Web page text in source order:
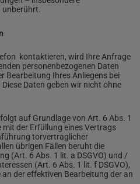
unberührt.
kontaktieren, wird Ihre Anfrage
personenbezogenen Daten
Bearbeitung Ihres Anliegens bei
Daten geben wir nicht ohne
auf Grundlage von Art. 6 Abs. 1
mit der Erfüllung eines Vertrags
torvertraglicher
übrigen Fällen beruht die
(Art. 6 Abs. 1 lit. a DSGVO) und /
(Art. 6 Abs. 1 lit. f DSGVO),
der effektiven Bearbeitung der an